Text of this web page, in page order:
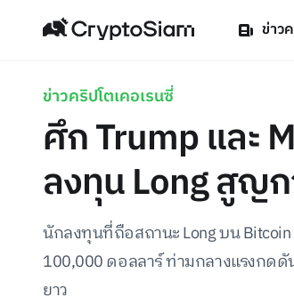
ข่าว
ข่าวคริปโตเคอเรนซี่
ศึก Trump และ
ลงทุน Long สูญ
นักลงทุนที่ถือสถานะ Long บน
100,000 ดอลลาร์ ท่ามกลางแรงกด
ยาว